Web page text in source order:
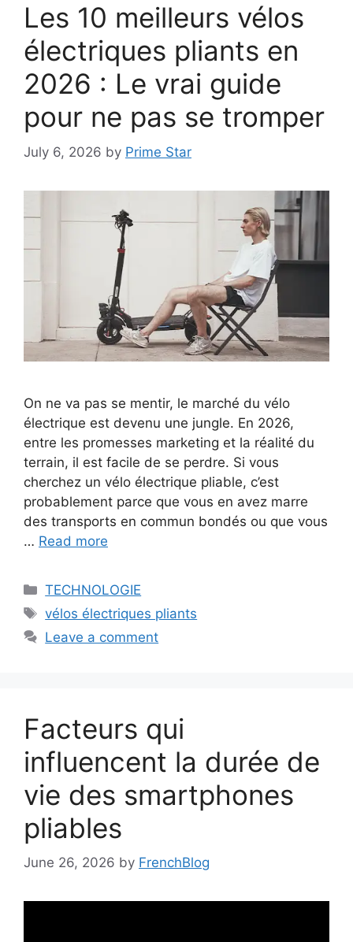
Les 10 meilleurs vélos
électriques pliants en
2026 : Le vrai guide
pour ne pas se tromper
July 6, 2026 by Prime Star
On ne va pas se mentir, le marché du vélo
électrique est devenu une jungle. En 2026,
entre les promesses marketing et la réalité du
terrain, il est facile de se perdre. Si vous
cherchez un vélo électrique pliable, c’est
probablement parce que vous en avez marre
des transports en commun bondés ou que vous
… Read more
Categories
TECHNOLOGIE
Tags
vélos électriques pliants
Leave a comment
Facteurs qui
influencent la durée de
vie des smartphones
pliables
June 26, 2026 by FrenchBlog